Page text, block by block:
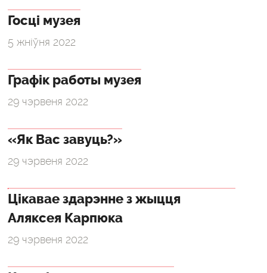
Госці музея
5 жніўня 2022
Графік работы музея
29 чэрвеня 2022
«Як Вас завуць?»
29 чэрвеня 2022
Цікавае здарэнне з жыцця
Аляксея Карпюка
29 чэрвеня 2022